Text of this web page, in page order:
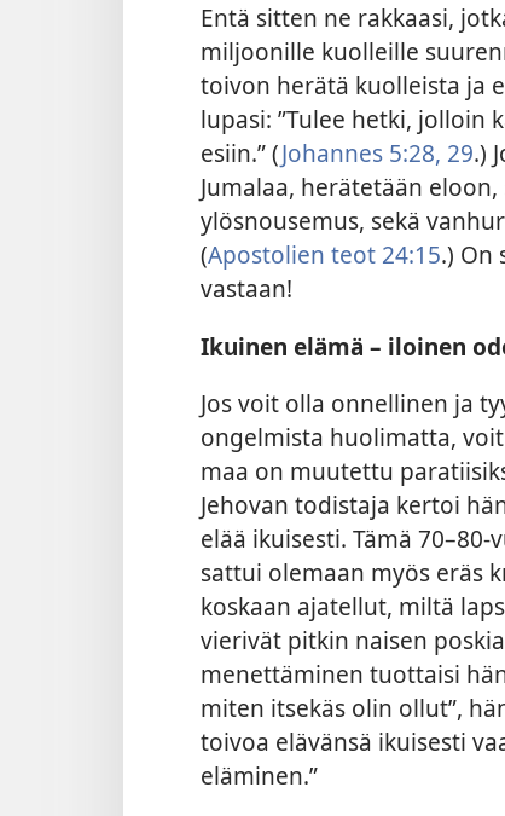
Entä sitten ne rakkaasi,
miljoonille kuolleille
toivon herätä kuolleista ja
lupasi: ”Tulee hetki, jolloin
esiin.” (Johannes 5:28, 29.)
Jumalaa, herätetään
ylösnousemus, sekä
(Apostolien teot 24:15.) On
vastaan!
Ikuinen elämä – iloinen
Jos voit olla onnellinen ja
ongelmista huolimatta,
maa on muutettu
Jehovan todistaja kertoi
elää ikuisesti. Tämä
sattui olemaan myös eräs
koskaan ajatellut, miltä
vierivät pitkin naisen
menettäminen tuottaisi
miten itsekäs olin ollut”,
toivoa elävänsä ikuisesti
eläminen.”